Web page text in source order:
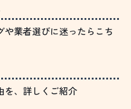
や業者選びに迷ったらこち
を、詳しくご紹介